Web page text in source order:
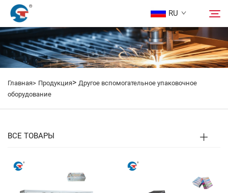
RU
О нас
Продукция
Главная> Продукция> Другое вспомогательное упаковочное
оборудование
ВСЕ ТОВАРЫ